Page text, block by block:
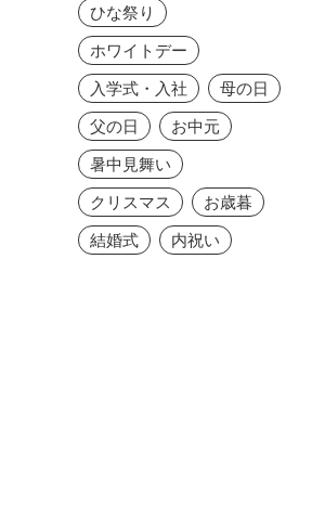
ひな祭り
ホワイトデー
入学式・入社
母の日
父の日
お中元
暑中見舞い
クリスマス
お歳暮
結婚式
内祝い